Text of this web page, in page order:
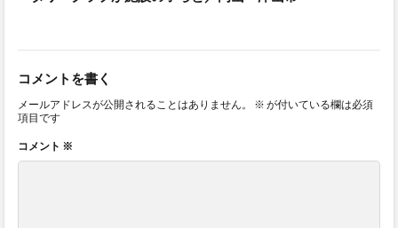
コメントを書く
メールアドレスが公開されることはありません。 ※ が付いている欄は必須
項目です
コメント ※